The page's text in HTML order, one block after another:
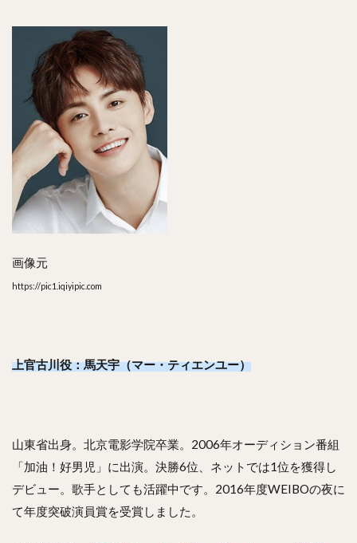
画像元
https://pic1.iqiyipic.com
上官古川役：馬天宇（マー・ティエンユー）
山東省出身。北京電影学院卒業。2006年オーディション番組
「加油！好男児」に出演。決勝6位、ネットでは1位を獲得し
デビュー。歌手としても活躍中です。2016年度WEIBOの夜に
て年度突破演員賞を受賞しました。